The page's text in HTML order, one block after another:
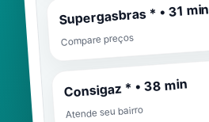
Supergasbras * • 31 min
Compare preços
Consigaz * • 38 min
Atende seu bairro